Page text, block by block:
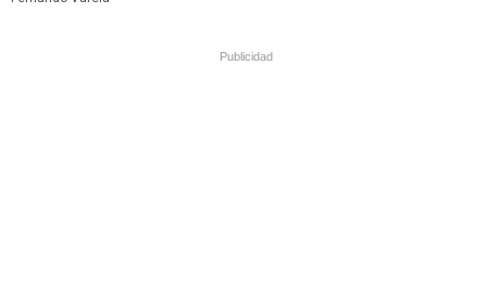
Publicidad